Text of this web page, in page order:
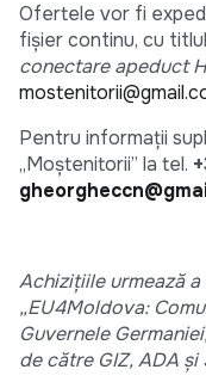
Ofertele vor fi
fișier continu, cu
conectare apeduct
Pentru informații
„Moștenitorii” la tel.
Achizițiile urmează
„EU4Moldova:
Guvernele
de către GIZ, ADA și